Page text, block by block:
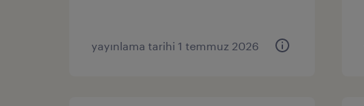
yayınlama tarihi 1 temmuz 2026